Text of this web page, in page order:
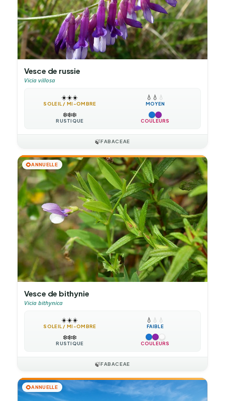
Vesce de russie
Vicia villosa
☀️☀️☀️
SOLEIL / MI-OMBRE
💧 💧 💧
MOYEN
❄️❄️❄️
RUSTIQUE COULEURS
🍃FABACEAE
🌻ANNUELLE
Vesce de bithynie
Vicia bithynica
☀️☀️☀️
SOLEIL / MI-OMBRE
💧 💧 💧
FAIBLE
❄️❄️❄️
RUSTIQUE COULEURS
🍃FABACEAE
🌻ANNUELLE